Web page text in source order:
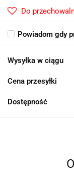
Do
Powiadom gdy
Wysyłka w ciągu
Cena przesyłki
Dostępność